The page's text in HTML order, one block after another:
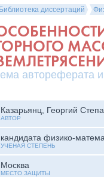
Библиотека диссертаций
автореферата
Казарьянц, Георгий
АВТОР
кандидата физико-
УЧЕНАЯ СТЕПЕНЬ
Москва
МЕСТО ЗАЩИТЫ